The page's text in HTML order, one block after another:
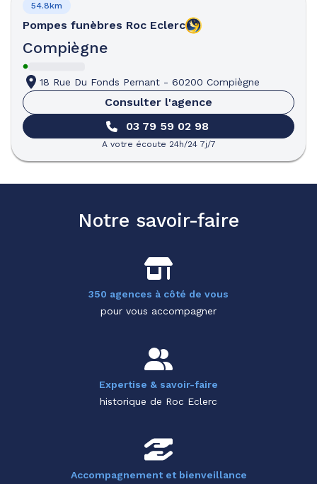
Pompes funèbres Roc Eclerc
Compiègne
54.8km
18 Rue Du Fonds Pernant - 60200 Compiègne
Consulter l'agence
03 79 59 02 98
A votre écoute 24h/24 7j/7
Notre savoir-faire
350 agences à côté de vous
pour vous accompagner
Expertise & savoir-faire
historique de Roc Eclerc
Accompagnement et bienveillance